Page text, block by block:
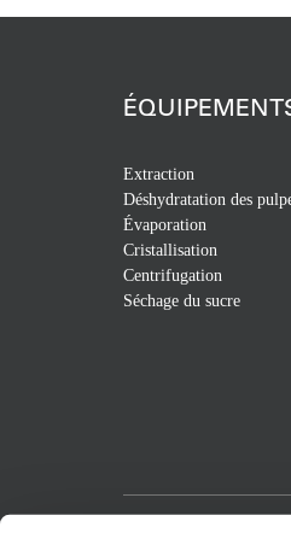
Extraction
Déshydratation des
Évaporation
Cristallisation
Centrifugation
Séchage du sucre